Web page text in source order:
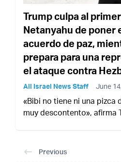
Trump culpa al
Netanyahu de poner
acuerdo de paz,
prepara para una
el ataque contra
All Israel News Staff June
«Bibi no tiene ni una pizca
muy descontento», afirma
Previous